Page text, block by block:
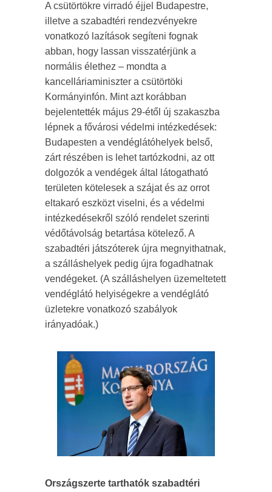
A csütörtökre virradó éjjel Budapestre,
illetve a szabadtéri rendezvényekre
vonatkozó lazítások segíteni fognak
abban, hogy lassan visszatérjünk a
normális élethez – mondta a
kancelláriaminiszter a csütörtöki
Kormányinfón. Mint azt korábban
bejelentették május 29-étől új szakaszba
lépnek a fővárosi védelmi intézkedések:
Budapesten a vendéglátóhelyek belső,
zárt részében is lehet tartózkodni, az ott
dolgozók a vendégek által látogatható
területen kötelesek a szájat és az orrot
eltakaró eszközt viselni, és a védelmi
intézkedésekről szóló rendelet szerinti
védőtávolság betartása kötelező. A
szabadtéri játszóterek újra megnyithatnak,
a szálláshelyek pedig újra fogadhatnak
vendégeket. (A szálláshelyen üzemeltetett
vendéglátó helyiségekre a vendéglátó
üzletekre vonatkozó szabályok
irányadóak.)
Országszerte tarthatók szabadtéri